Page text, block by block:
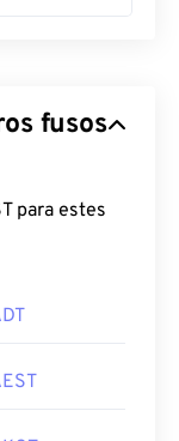
fusos
para estes